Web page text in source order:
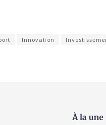
Innovation
À la une